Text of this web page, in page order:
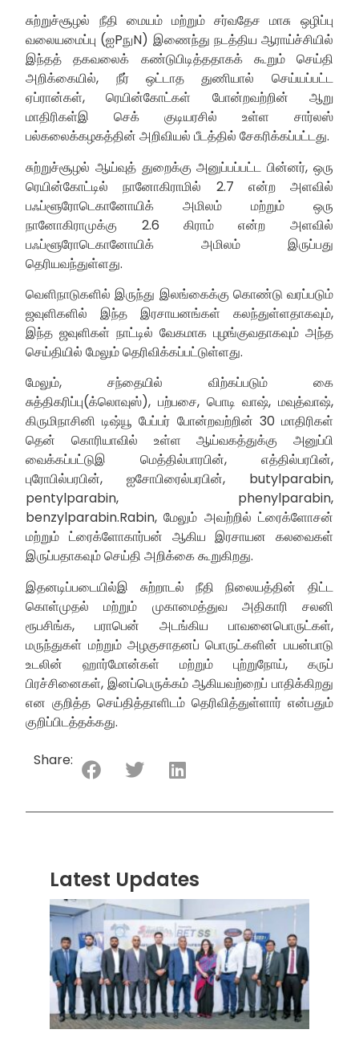
சுற்றுச்சூழல் நீதி மையம் மற்றும் சர்வதேச மாசு ஒழிப்பு
வலையமைப்பு (ஐPநுN) இணைந்து நடத்திய ஆராய்ச்சியில்
இந்தத் தகவலைக் கண்டுபிடித்ததாகக் கூறும் செய்தி
அறிக்கையில், நீர் ஒட்டாத துணியால் செய்யப்பட்ட
ஏப்ரான்கள், ரெயின்கோட்கள் போன்றவற்றின் ஆறு
மாதிரிகள்இ செக் குடியரசில் உள்ள சார்லஸ்
பல்கலைக்கழகத்தின் அறிவியல் பீடத்தில் சேகரிக்கப்பட்டது.
சுற்றுச்சூழல் ஆய்வுத் துறைக்கு அனுப்பப்பட்ட பின்னர், ஒரு
ரெயின்கோட்டில் நானோகிராமில் 2.7 என்ற அளவில்
பஃப்ளூரோடெகானோயிக் அமிலம் மற்றும் ஒரு
நானோகிராமுக்கு 2.6 கிராம் என்ற அளவில்
பஃப்ளூரோடெகானோயிக் அமிலம் இருப்பது
தெரியவந்துள்ளது.
வெளிநாடுகளில் இருந்து இலங்கைக்கு கொண்டு வரப்படும்
ஜவுளிகளில் இந்த இரசாயனங்கள் கலந்துள்ளதாகவும்,
இந்த ஜவுளிகள் நாட்டில் வேகமாக புழங்குவதாகவும் அந்த
செய்தியில் மேலும் தெரிவிக்கப்பட்டுள்ளது.
மேலும், சந்தையில் விற்கப்படும் கை
சுத்திகரிப்பு(க்லொவுஸ்), பற்பசை, பொடி வாஷ், மவுத்வாஷ்,
கிருமிநாசினி டிஷ்யூ பேப்பர் போன்றவற்றின் 30 மாதிரிகள்
தென் கொரியாவில் உள்ள ஆய்வகத்துக்கு அனுப்பி
வைக்கப்பட்டுஇ மெத்தில்பாரபின், எத்தில்பரபின்,
புரோபில்பரபின், ஐசோபிரைல்பரபின், butylparabin,
pentylparabin, phenylparabin,
benzylparabin.Rabin, மேலும் அவற்றில் ட்ரைக்ளோசன்
மற்றும் ட்ரைக்ளோகார்பன் ஆகிய இரசாயன கலவைகள்
இருப்பதாகவும் செய்தி அறிக்கை கூறுகிறது.
இதனடிப்படையில்இ சுற்றாடல் நீதி நிலையத்தின் திட்ட
கொள்முதல் மற்றும் முகாமைத்துவ அதிகாரி சலனி
ரூபசிங்க, பராபென் அடங்கிய பாவனைபொருட்கள்,
மருந்துகள் மற்றும் அழகுசாதனப் பொருட்களின் பயன்பாடு
உடலின் ஹார்மோன்கள் மற்றும் புற்றுநோய், கருப்
பிரச்சினைகள், இனப்பெருக்கம் ஆகியவற்றைப் பாதிக்கிறது
என குறித்த செய்தித்தாளிடம் தெரிவித்துள்ளார் என்பதும்
குறிப்பிடத்தக்கது.
Share:
Latest Updates